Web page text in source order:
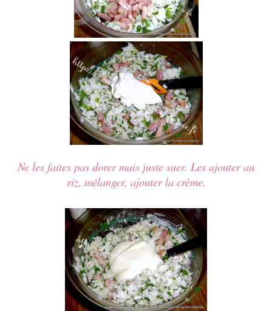
Ne les faites pas dorer mais juste suer. Les ajouter au
riz, mélanger, ajouter la crème.